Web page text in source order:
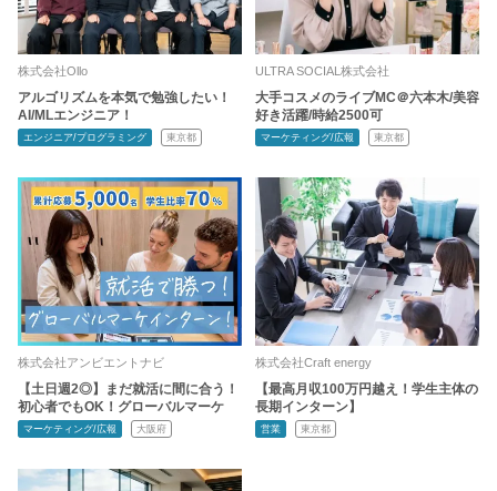
株式会社Ollo
アルゴリズムを本気で勉強したい！
AI/MLエンジニア！
エンジニア/プログラミング 東京都
ULTRA SOCIAL株式会社
大手コスメのライブMC＠六本木/美容
好き活躍/時給2500可
マーケティング/広報 東京都
株式会社アンビエントナビ
【土日週2◎】まだ就活に間に合う！
初心者でもOK！グローバルマーケ
マーケティング/広報 大阪府
株式会社Craft energy
【最高月収100万円越え！学生主体の
長期インターン】
営業 東京都